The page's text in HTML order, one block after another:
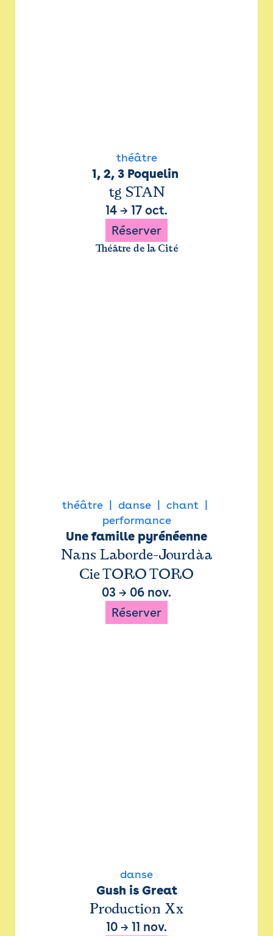
théâtre
1, 2, 3 Poquelin
tg STAN
14 → 17 oct.
Réserver
Théâtre de la Cité
théâtre danse
chant
performance
Une famille pyrénéenne
Nans Laborde-Jourdàa
Cie TORO TORO
03 → 06 nov.
Réserver
danse
Gush is Great
Production Xx
10 → 11 nov.